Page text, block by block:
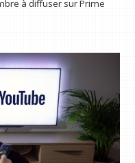
à diffuser sur Prime